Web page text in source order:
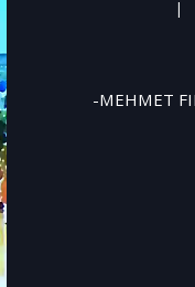
-MEHMET